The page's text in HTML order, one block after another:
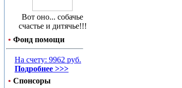
Вот оно... собачье
счастье и дитячье!!!
• Фонд помощи
На счету: 9962 руб.
Подробнее >>>
• Спонсоры